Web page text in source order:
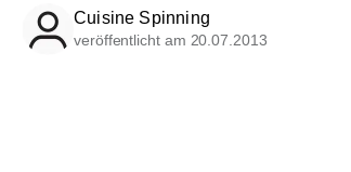
Cuisine Spinning
veröffentlicht am 20.07.2013